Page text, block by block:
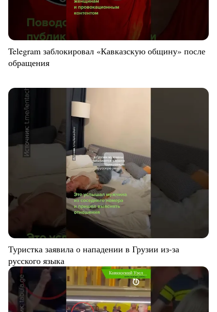
Telegram заблокировал «Кавказскую общину» после
обращения
Туристка заявила о нападении в Грузии из-за
русского языка